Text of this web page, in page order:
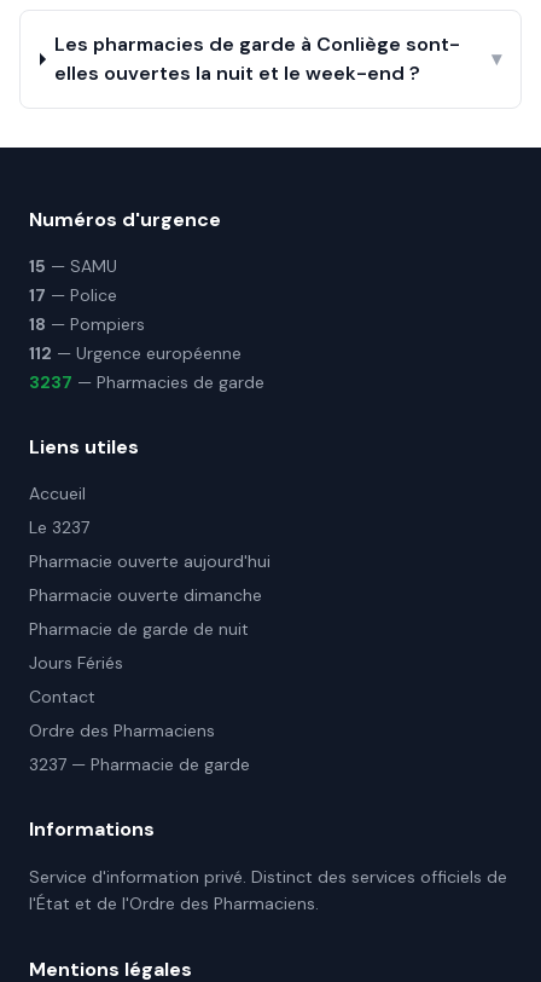
Les pharmacies de garde à Conliège sont-
elles ouvertes la nuit et le week-end ?
▾
Numéros d'urgence
15 — SAMU
17 — Police
18 — Pompiers
112 — Urgence européenne
3237 — Pharmacies de garde
Liens utiles
Accueil
Le 3237
Pharmacie ouverte aujourd'hui
Pharmacie ouverte dimanche
Pharmacie de garde de nuit
Jours Fériés
Contact
Ordre des Pharmaciens
3237 — Pharmacie de garde
Informations
Service d'information privé. Distinct des services officiels de
l'État et de l'Ordre des Pharmaciens.
Mentions légales